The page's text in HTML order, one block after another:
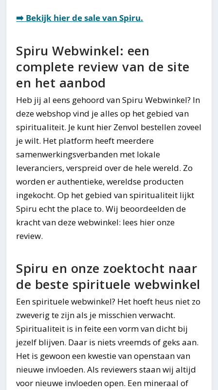
➡️ Bekijk hier de sale van Spiru.
Spiru Webwinkel: een
complete review van de site
en het aanbod
Heb jij al eens gehoord van Spiru Webwinkel? In
deze webshop vind je alles op het gebied van
spiritualiteit. Je kunt hier Zenvol bestellen zoveel
je wilt. Het platform heeft meerdere
samenwerkingsverbanden met lokale
leveranciers, verspreid over de hele wereld. Zo
worden er authentieke, wereldse producten
ingekocht. Op het gebied van spiritualiteit lijkt
Spiru echt the place to. Wij beoordeelden de
kracht van deze webwinkel: lees hier onze
review.
Spiru en onze zoektocht naar
de beste spirituele webwinkel
Een spirituele webwinkel? Het hoeft heus niet zo
zweverig te zijn als je misschien verwacht.
Spiritualiteit is in feite een vorm van dicht bij
jezelf blijven. Daar is niets vreemds of geks aan.
Het is gewoon een kwestie van openstaan van
nieuwe invloeden. Als reviewers staan wij altijd
voor nieuwe invloeden open. Een mineraal of